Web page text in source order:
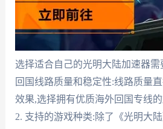
选择适合自己的光明大陆加速器需
回国线路质量和稳定性:线路质量
效果,选择拥有优质海外回国专线的
2. 支持的游戏种类:除了《光明大